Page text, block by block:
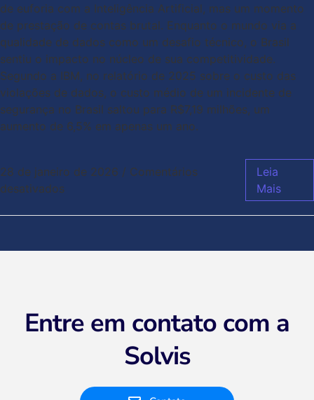
de euforia com a Inteligência Artificial, mas um momento
de prestação de contas brutal. Enquanto o mundo via a
qualidade de dados como um desafio técnico, o Brasil
sentiu o impacto no núcleo de sua competitividade.
Segundo a IBM, no relatório de 2025 sobre o custo das
violações de dados, o custo médio de um incidente de
segurança no Brasil saltou para R$7,19 milhões, um
aumento de 6,5% em apenas um ano.
28 de janeiro de 2026 / Comentários
desativados
Leia
Mais
Entre em contato com a
Solvis